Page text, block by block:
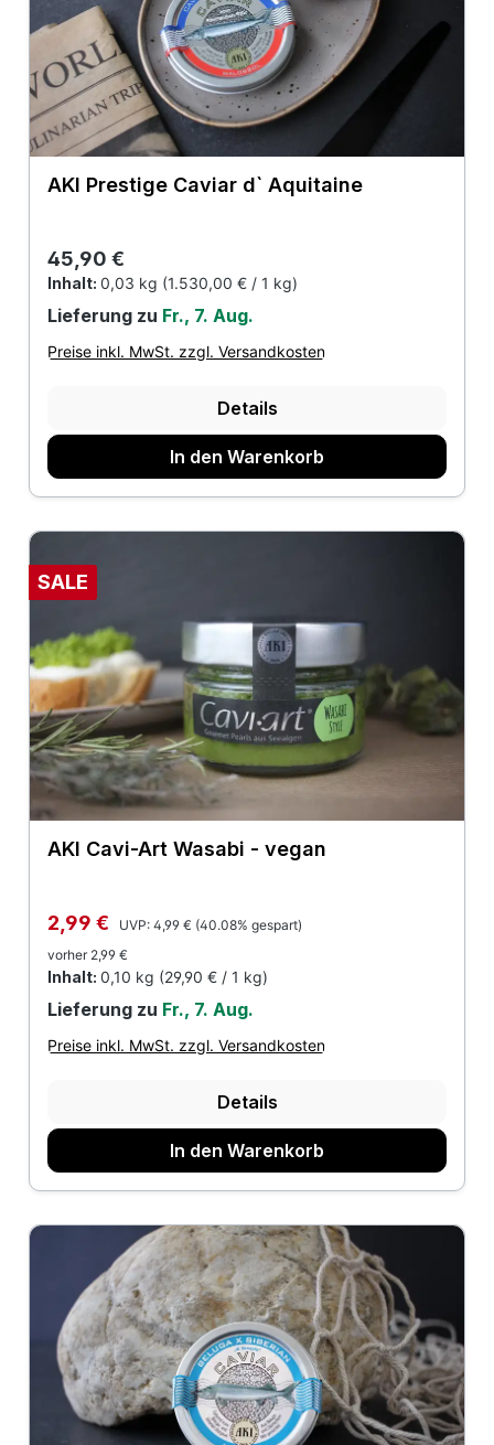
AKI Prestige Caviar d` Aquitaine
Regulärer Preis:
45,90 €
Inhalt: 0,03 kg (1.530,00 € / 1 kg)
Lieferung zu Fr., 7. Aug.
Preise inkl. MwSt. zzgl. Versandkosten
Details
In den Warenkorb
SALE
AKI Cavi-Art Wasabi - vegan
Verkaufspreis:
2,99 € UVP: Regulärer Preis:
4,99 € (40.08% gespart)
vorher 2,99 €
Inhalt: 0,10 kg (29,90 € / 1 kg)
Lieferung zu Fr., 7. Aug.
Preise inkl. MwSt. zzgl. Versandkosten
Details
In den Warenkorb